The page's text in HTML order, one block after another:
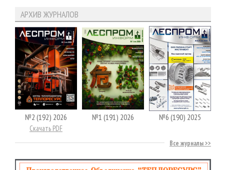
АРХИВ ЖУРНАЛОВ
№2 (192) 2026
Скачать PDF
№1 (191) 2026 №6 (190) 2025
Все журналы